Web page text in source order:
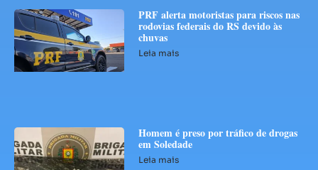
PRF alerta motoristas para riscos nas
rodovias federais do RS devido às
chuvas
Leia mais
Homem é preso por tráfico de drogas
em Soledade
Leia mais